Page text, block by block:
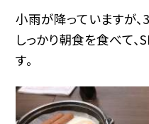
小雨が降っていますが、
しっかり朝食を食べて
す。